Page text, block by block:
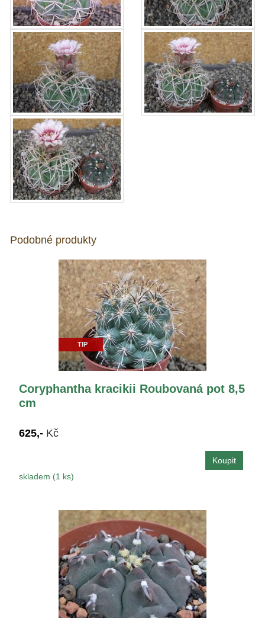
Podobné produkty
TIP
Coryphantha kracikii Roubovaná pot 8,5
cm
625,- Kč
skladem (1 ks)